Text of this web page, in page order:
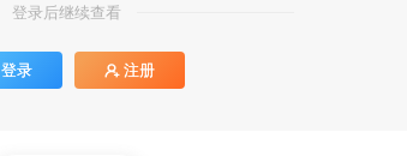
登录后继续查看
登录 注册